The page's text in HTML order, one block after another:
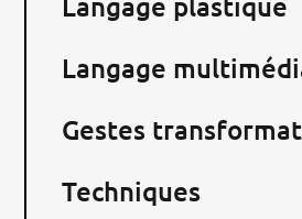
Langage
Gestes
Techniques